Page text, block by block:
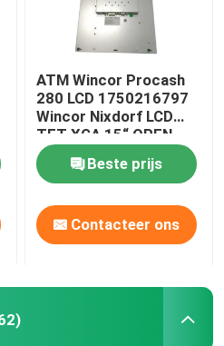
ATM Wincor Procash
280 LCD 1750216797
Wincor Nixdorf LCD
TFT XGA 15“ OPEN
KADER PN
01750216797
Beste prijs
Contacteer ons